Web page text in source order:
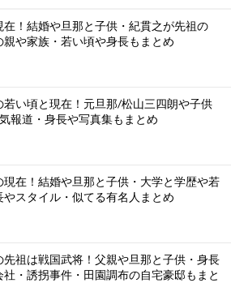
在！結婚や旦那と子供・紀貫之が先祖の
親や家族・若い頃や身長もまとめ
若い頃と現在！元旦那/松山三四朗や子供
報道・身長や写真集もまとめ
現在！結婚や旦那と子供・大学と学歴や若
やスタイル・似てる有名人まとめ
先祖は戦国武将！父親や旦那と子供・身長
社・誘拐事件・田園調布の自宅豪邸もまと